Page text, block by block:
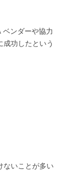
ンダーや協力
功したという
ないことが多い